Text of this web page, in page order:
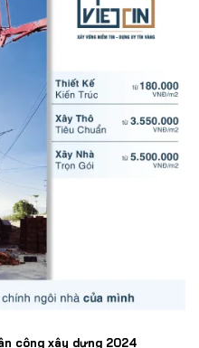
công xây dựng 2024